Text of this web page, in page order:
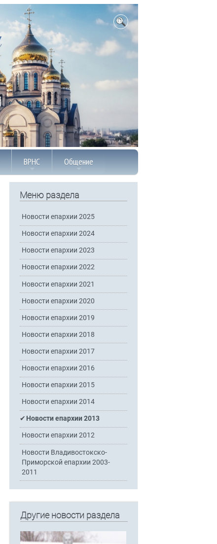
ВРНС Общение
Меню раздела
Новости епархии 2025
Новости епархии 2024
Новости епархии 2023
Новости епархии 2022
Новости епархии 2021
Новости епархии 2020
Новости епархии 2019
Новости епархии 2018
Новости епархии 2017
Новости епархии 2016
Новости епархии 2015
Новости епархии 2014
Новости епархии 2013
Новости епархии 2012
Новости Владивостокско-
Приморской епархии 2003-
2011
Другие новости раздела